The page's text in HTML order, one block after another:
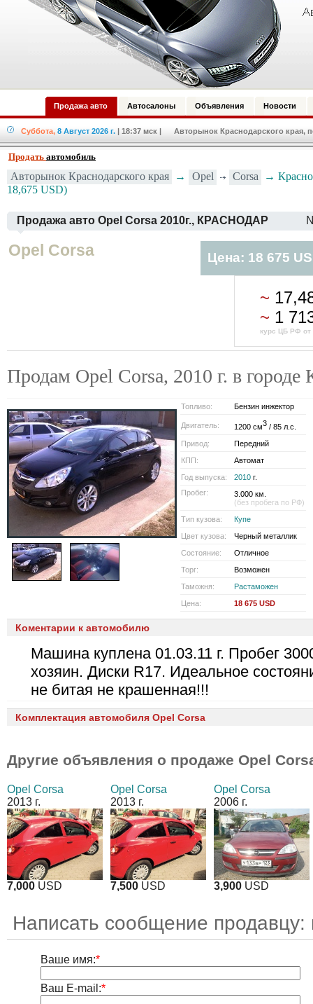
Продажа авто Автосалоны Объявления Новости
Суббота, 8 Август 2026 г. | 18:37 мск | Авторынок Краснодарского края,
Продать автомобиль
Авторынок Краснодарского края → Opel Corsa
→
18,675 USD)
Продажа авто Opel Corsa 2010г., КРАСНОДАР
Opel Corsa Цена: 18 675
~
~ 1
курс ЦБ РФ от
Продам Opel Corsa, 2010 г. в
Топливо: Бензин инжектор
Двигатель: 1200 см3 / 85 л.с.
Привод:
Передний
КПП:
Автомат
Год выпуска:
2010 г.
Пробег:
3.000 км.
(без пробега по РФ)
Тип кузова:
Купе
Цвет кузова:
Черный металлик
Состояние:
Отличное
Торг:
Возможен
Таможня:
Растаможен
Цена:
18 675 USD
Коментарии к автомобилю
Машина куплена 01.03.11 г. Пробег
хозяин. Диски R17. Идеальное
не битая не крашенная!!!
Комплектация автомобиля Opel Corsa
Другие объявления о продаже Opel
Opel Corsa
2013 г.
7,000 USD
Opel Corsa
2013 г.
7,500 USD
Opel Corsa
2006 г.
3,900 USD
Написать сообщение продавцу:
Ваше имя:*
Ваш E-mail:*